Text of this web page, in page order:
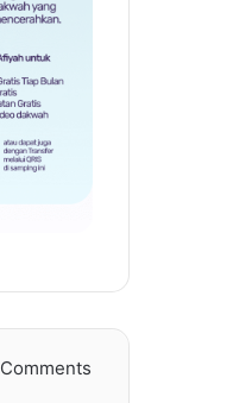
Comments